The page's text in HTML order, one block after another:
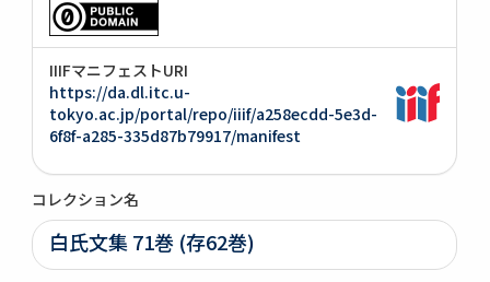
IIIFマニフェストURI
https://da.dl.itc.u-
tokyo.ac.jp/portal/repo/iiif/a258ecdd-5e3d-
6f8f-a285-335d87b79917/manifest
コレクション名
白氏文集 71巻 (存62巻)